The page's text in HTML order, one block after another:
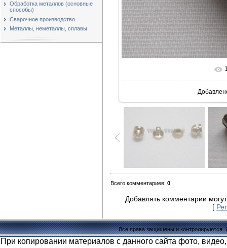
Обработка металлов (основные
способы)
Сварочное производство
Металлы, неметаллы, сплавы
В
Всего комментариев: 0
Добавлять комментарии
[
Все права защищены и контролируются
При копировании материалов с данного сайта фото,